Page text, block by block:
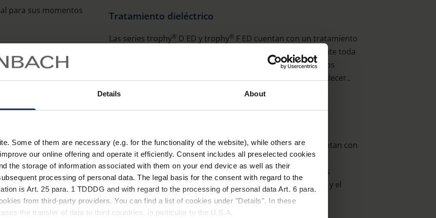
Details About
Some of them are necessary (e.g. for the functionality of the website), while others are
our online offering and operate it efficiently. Consent includes all preselected cookies
the storage of information associated with them on your end device as well as their
processing of personal data. The legal basis for the consent with regard to the
is Art. 25 para. 1 TDDDG and with regard to the processing of personal data Art. 6 para.
from third-party providers. You can find a list of cookies under "Details". In these
the transfer of data to third countries, in particular to the U.S.A.
para sus momentos
Optik están
y ofrecen una gran
en los bordes y una
al color. Los prismas
una imagen nítida y con
un sistema óptico
antirreflectante para
Tratamiento dieléctrico
Las series trophy® D ED y trophy® F ED cuentan con un tratamiento
dieléctrico en el sistema de prismas que refleja prácticamente toda
la luz y evita el deterioro del revestimiento. De este modo, los
contornos se mantienen claramente visibles incluso al atardecer..
Muchos de los prismáticos de prismas en ángulo recto cuentan con
corrección de fase gracias a tratamientos especiales. Este
tratamiento especialmente elaborado de la superficie de los
prismas mejora de forma significativa el brillo, la resolución y el
contraste de los prismáticos Eschenbach.